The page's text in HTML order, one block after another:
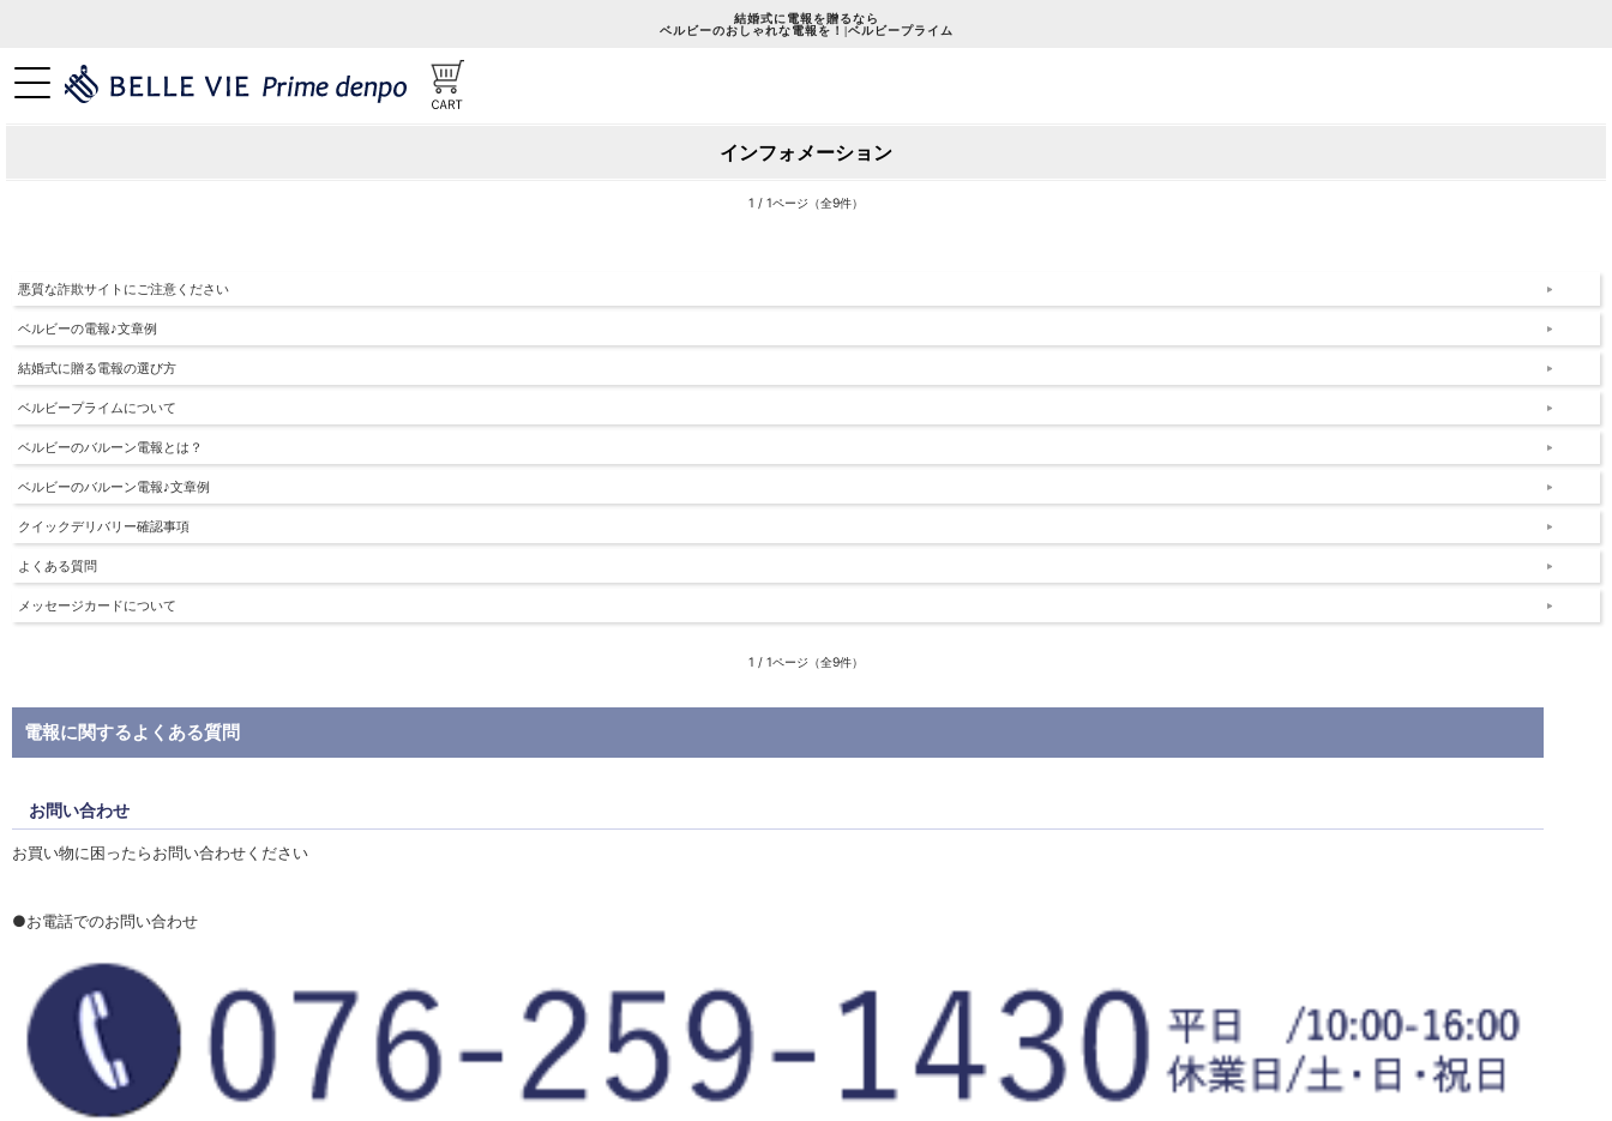
結婚式に電報を贈るなら
ベルビーのおしゃれな電報を！|ベルビープライム
インフォメーション
1 / 1ページ（全9件）
悪質な詐欺サイトにご注意ください
ベルビーの電報♪文章例
結婚式に贈る電報の選び方
ベルビープライムについて
ベルビーのバルーン電報とは？
ベルビーのバルーン電報♪文章例
クイックデリバリー確認事項
よくある質問
メッセージカードについて
1 / 1ページ（全9件）
電報に関するよくある質問
お問い合わせ
お買い物に困ったらお問い合わせください
●お電話でのお問い合わせ